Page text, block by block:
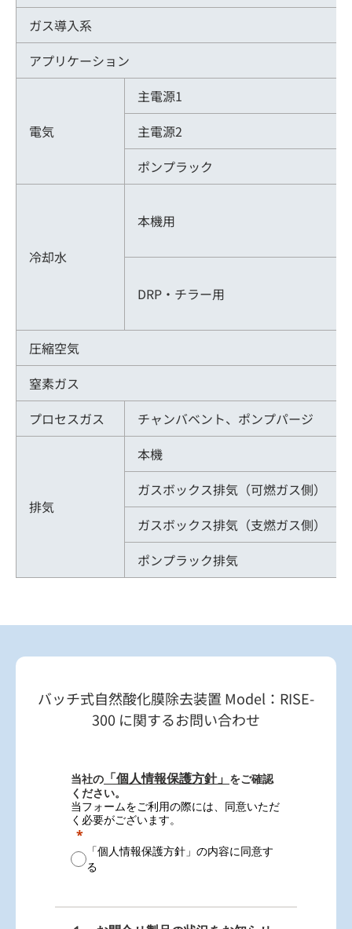
ガス導入系
アプリケーション
電気
主電源1
主電源2
ポンプラック
冷却水
本機用
DRP・チラー用
圧縮空気
窒素ガス
プロセスガス
チャンバベント、ポンプパージ
排気
本機
ガスボックス排気（可燃ガス側）
ガスボックス排気（支燃ガス側）
ポンプラック排気
バッチ式自然酸化膜除去装置 Model：RISE-
300 に関するお問い合わせ
当社の 「個人情報保護方針」 をご確認
ください。
当フォームをご利用の際には、同意いただ
く必要がございます。
「個人情報保護方針」の内容に同意す
る